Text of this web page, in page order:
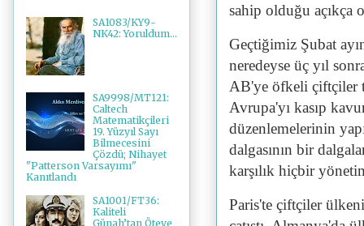
sahip olduğu açıkça
Geçtiğimiz Şubat
neredeyse üç yıl
AB'ye öfkeli çiftçiler
Avrupa'yı kasıp
düzenlemelerinin
dalgasının bir
karşılık hiçbir
Paris'te çiftçiler
SA1083/KY9-
NK42: Yoruldum...
SA9998/MT121:
Caltech
Matematikçileri
19. Yüzyıl Sayı
Bilmecesini
Çözdü; Nihayet
"Patterson Varsayımı"
Kanıtlandı
SA1001/FT36:
Kaliteli
Günah’tan Öteye